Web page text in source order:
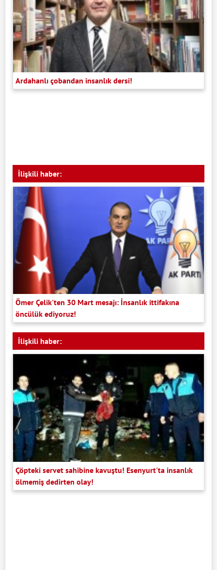
Ardahanlı çobandan insanlık dersi!
İlişkili haber:
Ömer Çelik'ten 30 Mart mesajı: İnsanlık ittifakına
öncülük ediyoruz!
İlişkili haber:
Çöpteki servet sahibine kavuştu! Esenyurt'ta insanlık
ölmemiş dedirten olay!